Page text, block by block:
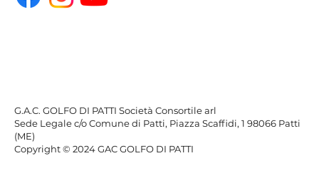
G.A.C. GOLFO DI PATTI Società Consortile arl
Sede Legale c/o Comune di Patti, Piazza Scaffidi, 1 98066 Patti
(ME)
Copyright © 2024 GAC GOLFO DI PATTI